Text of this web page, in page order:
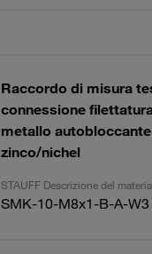
Raccordo di misura
connessione
metallo
zinco/nichel
STAUFF Descrizione del
SMK-10-M8x1-B-A-W3